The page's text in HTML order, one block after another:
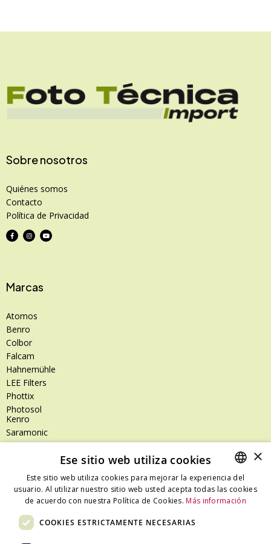
Sobre nosotros
Quiénes somos
Contacto
Política de Privacidad
Marcas
Atomos
Benro
Colbor
Falcam
Hahnemühle
LEE Filters
Phottix
Photosol
Kenro
Saramonic
Shimoda
SanDisk Professional
Tenba
Zeiss
SPANISH
×
Ese sitio web utiliza cookies
Este sitio web utiliza cookies para mejorar la experiencia del
usuario. Al utilizar nuestro sitio web usted acepta todas las cookies
de acuerdo con nuestra Política de Cookies. Más información
COOKIES ESTRICTAMENTE NECESARIAS